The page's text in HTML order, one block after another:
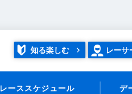
知る楽しむ レーサ
レーススケジュール デ